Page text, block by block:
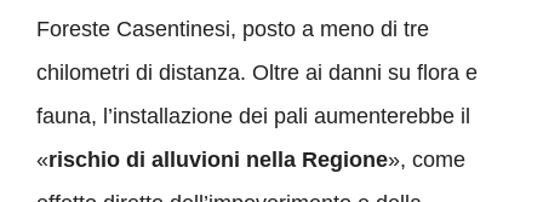
Foreste Casentinesi, posto a meno di tre
chilometri di distanza. Oltre ai danni su flora e
fauna, l’installazione dei pali aumenterebbe il
«rischio di alluvioni nella Regione», come